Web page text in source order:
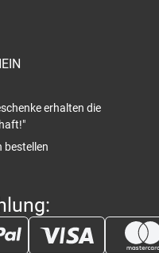
erhalten die
bestellen